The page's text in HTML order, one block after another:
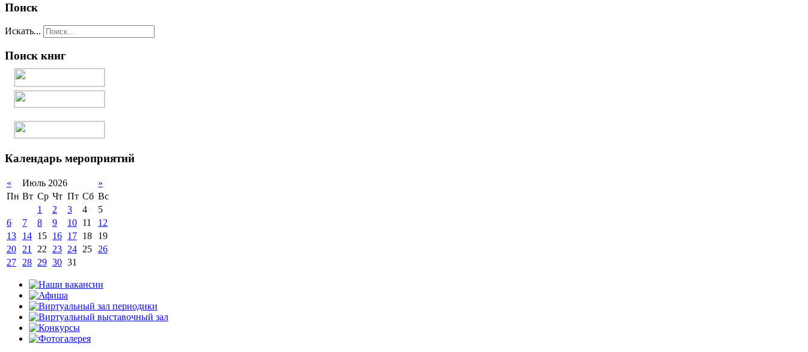
Поиск
Искать...
Поиск книг
Календарь мероприятий
« Июль 2026
»
Пн Вт Ср Чт Пт Сб Вс
1
2 3 4
5
6
7 8 9 10 11
12
13
14 15 16 17 18
19
20
21 22 23 24 25
26
27
28 29 30 31